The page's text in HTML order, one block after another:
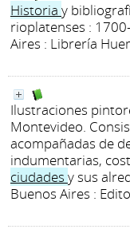
Historia y
rioplatenses :
Aires : Librería
Ilustraciones
Montevideo.
acompañadas de
indumentarias,
ciudades y sus
Buenos Aires :